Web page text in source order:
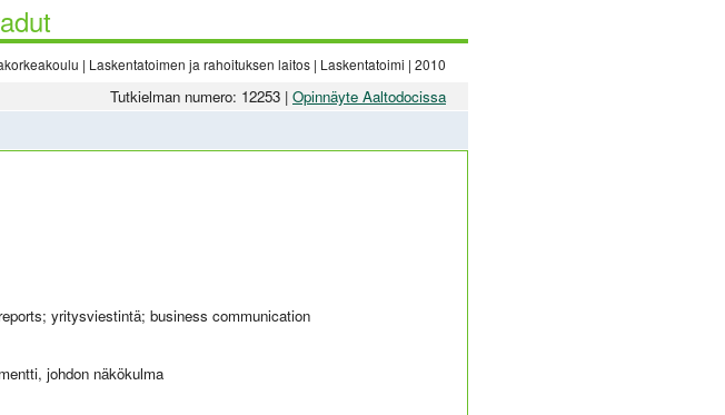
| Laskentatoimen ja rahoituksen laitos | Laskentatoimi | 2010
Tutkielman numero: 12253 | Opinnäyte Aaltodocissa
yritysviestintä; business communication
johdon näkökulma